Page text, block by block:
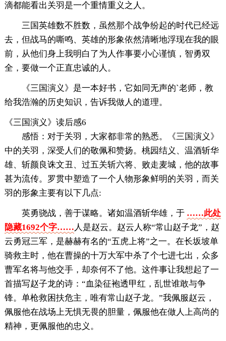
滴都能看出关羽是一个重情重义之人。
三国英雄数不胜数，虽然那个战争纷起的时代已经远
去，但战马的嘶鸣、英雄的形象依然清晰地浮现在我的眼
前，从他们身上我明白了为人作事要小心谨慎，智勇双
全，要做一个正直忠诚的人。
《三国演义》是一本好书，它如同无声的`老师，教
给我浩瀚的历史知识，告诉我做人的道理。
《三国演义》读后感6
感悟：对于关羽，大家都非常的熟悉。《三国演义》
中的关羽，深受人们的敬佩和赞扬。桃园结义、温酒斩华
雄、斩颜良诛文丑、过五关斩六将、败走麦城，他的故事
甚为流传。罗贯中塑造了一个人物形象鲜明的关羽，而关
羽的形象主要有以下几点:
英勇骁战，善于谋略。诸如温酒斩华雄，于 ……此处
隐藏1692个字…… 人是赵云。赵云人称“常山赵子龙”，赵
云勇冠三军，是赫赫有名的“五虎上将”之一。在长坂坡单
骑救主时，他在曹操的十万大军中杀了个七进七出，众多
曹军名将与他交手，却奈何不了他。这件事让我想起了一
首描写赵子龙的诗：“血染征袍透甲红，乱世谁敢与争
锋。单枪救困扶危主，唯有常山赵子龙。”我佩服赵云，
佩服他在战场上无惧无畏的胆量，佩服他在做人上高尚的
精神，更佩服他的忠义。